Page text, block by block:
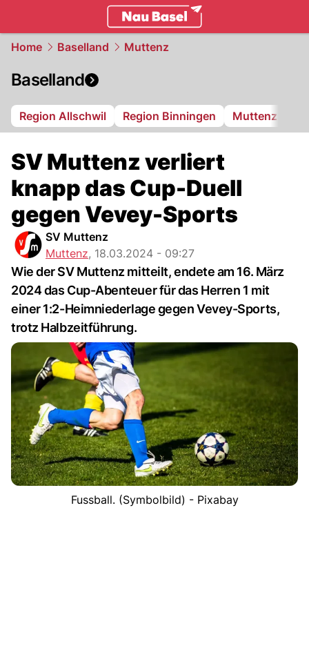
Home Baselland Muttenz
Baselland
Region Allschwil Region Binningen Muttenz
SV Muttenz verliert
knapp das Cup-Duell
gegen Vevey-Sports
SV Muttenz
Muttenz, 18.03.2024 - 09:27
Wie der SV Muttenz mitteilt, endete am 16. März
2024 das Cup-Abenteuer für das Herren 1 mit
einer 1:2-Heimniederlage gegen Vevey-Sports,
trotz Halbzeitführung.
Fussball. (Symbolbild) - Pixabay